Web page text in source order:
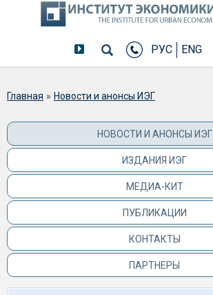
РУС ENG
Вы здесь
Главная » Новости и анонсы ИЭГ
НОВОСТИ И АНОНСЫ ИЭГ
ИЗДАНИЯ ИЭГ
МЕДИА-КИТ
ПУБЛИКАЦИИ
КОНТАКТЫ
ПАРТНЕРЫ